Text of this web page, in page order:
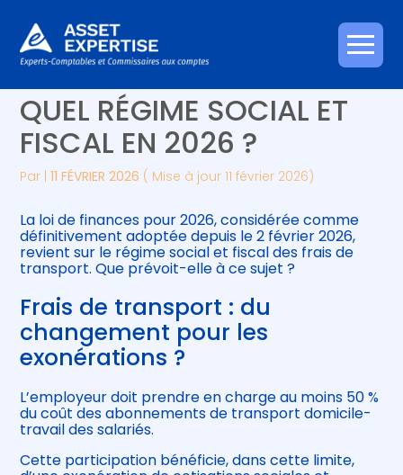
Aller
au
Créer et reprendre une activité
Gérer votre quotidien
Piloter votre entreprise
Développer votre entreprise
Construire votre patrimoine
Être prêt pour la facturation
électronique
Piloter votre gestion
Suivre votre comptabilité
Gérer vos ressources humaines
FRAIS DE TRANSPORT :
QUEL RÉGIME SOCIAL ET
FISCAL EN 2026 ?
Par |11 FÉVRIER 2026 ( Mise à jour 11 février 2026)
La loi de finances pour 2026, considérée comme
définitivement adoptée depuis le 2 février 2026,
revient sur le régime social et fiscal des frais de
transport. Que prévoit-elle à ce sujet ?
Frais de transport : du
changement pour les
exonérations ?
L’employeur doit prendre en charge au moins 50 %
du coût des abonnements de transport domicile-
travail des salariés.
Cette participation bénéficie, dans cette limite,